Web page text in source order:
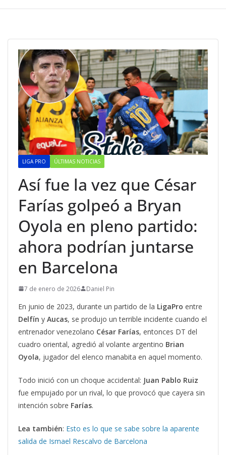
LIGA PRO ÚLTIMAS NOTICIAS
Así fue la vez que César
Farías golpeó a Bryan
Oyola en pleno partido:
ahora podrían juntarse
en Barcelona
7 de enero de 2026 Daniel Pin
En junio de 2023, durante un partido de la LigaPro entre
Delfín y Aucas, se produjo un terrible incidente cuando el
entrenador venezolano César Farías, entonces DT del
cuadro oriental, agredió al volante argentino Brian
Oyola, jugador del elenco manabita en aquel momento.
Todo inició con un choque accidental: Juan Pablo Ruiz
fue empujado por un rival, lo que provocó que cayera sin
intención sobre Farías.
Lea también: Esto es lo que se sabe sobre la aparente
salida de Ismael Rescalvo de Barcelona